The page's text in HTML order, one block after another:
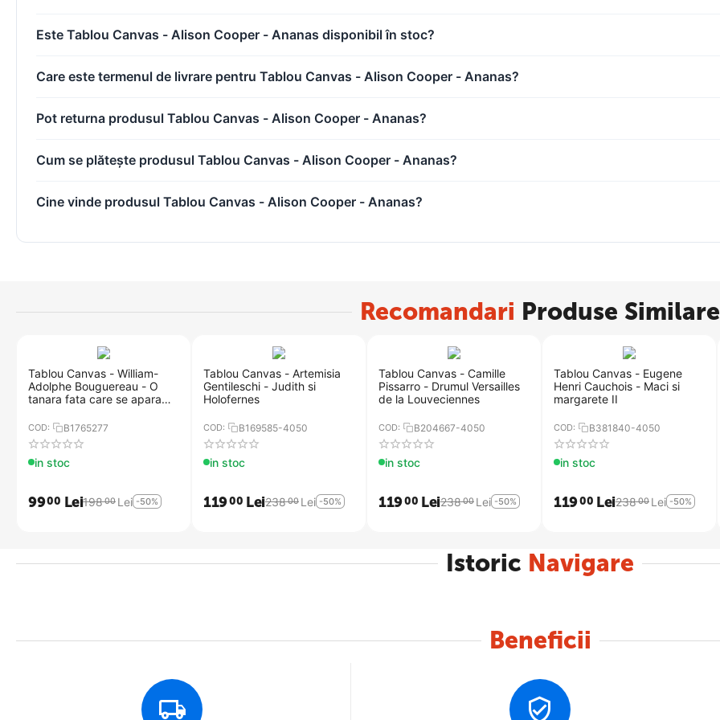
Inramarea
Panza se intinde cu ajutorul unor echipamente speciale, fiind apoi montata pe sasiu. Procedeul de preintindere a panzei are scopul de a
Livrarea Produselor Tablouri Decor se face prin curierat special, destinat transportului produselor fragile.
Toate tablourile poarta marca "FRAGIL" si sunt manuite cu multa atentie si grija de catre agentii nostri.
Este Tablou Canvas - Alison Cooper - Ananas disponibil în stoc?
Care este termenul de livrare pentru Tablou Canvas - Alison Cooper - Ananas?
Pot returna produsul Tablou Canvas - Alison Cooper - Ananas?
Cum se plătește produsul Tablou Canvas - Alison Cooper - Ananas?
Cine vinde produsul Tablou Canvas - Alison Cooper - Ananas?
Recomandari Produse Similare
Tablou Canvas - William-
Adolphe Bouguereau - O
tanara fata care se apara
COD: B1765277
in stoc
9900 Lei19800 Lei -50%
Tablou Canvas - Artemisia
Gentileschi - Judith si
Holofernes
COD: B169585-4050
in stoc
11900 Lei23800 Lei -50%
Tablou Canvas - Camille
Pissarro - Drumul Versailles
de la Louveciennes
COD: B204667-4050
in stoc
11900 Lei23800 Lei -50%
Tablou Canvas - Eugene
Henri Cauchois - Maci si
margarete II
COD: B381840-4050
in stoc
11900 Lei23800 Lei -50%
Istoric Navigare
Beneficii